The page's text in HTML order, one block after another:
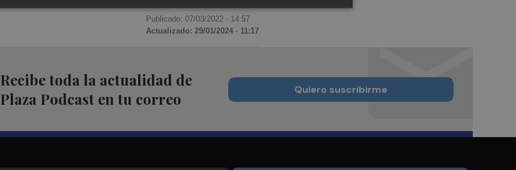
Publicado: 07/03/2022 · 14:57
Actualizado: 29/01/2024 · 11:17
Recibe toda la actualidad de
Plaza Podcast en tu correo
Quiero suscribirme